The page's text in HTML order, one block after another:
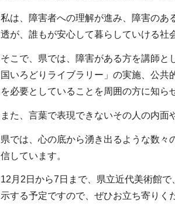
私は、障害者への理解が進み、障害のあ
透が、誰もが安心して暮らしていける社
そこで、県では、障害がある方を講師
国いろどりライブラリー」の実施、公
を必要としていることを周囲の方に知ら
また、言葉で表現できないその人の内面
県では、心の底から湧き出るような数々
信しています。
12月2日から7日まで、県立近代美術館
示する予定ですので、ぜひお立ち寄りく